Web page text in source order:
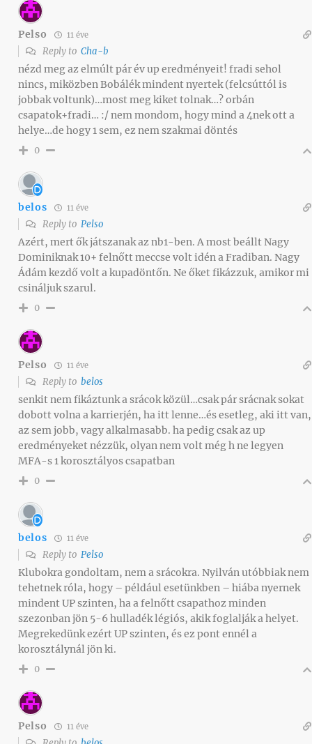
Pelso 11 éve
Reply to Cha-b
nézd meg az elmúlt pár év up eredményeit! fradi sehol
nincs, miközben Bobálék mindent nyertek (felcsúttól is
jobbak voltunk)…most meg kiket tolnak…? orbán
csapatok+fradi… :/ nem mondom, hogy mind a 4nek ott a
helye…de hogy 1 sem, ez nem szakmai döntés
0
belos 11 éve
Reply to Pelso
Azért, mert ők játszanak az nb1-ben. A most beállt Nagy
Dominiknak 10+ felnőtt meccse volt idén a Fradiban. Nagy
Ádám kezdő volt a kupadöntőn. Ne őket fikázzuk, amikor mi
csináljuk szarul.
0
Pelso 11 éve
Reply to belos
senkit nem fikáztunk a srácok közül…csak pár srácnak sokat
dobott volna a karrierjén, ha itt lenne…és esetleg, aki itt van,
az sem jobb, vagy alkalmasabb. ha pedig csak az up
eredményeket nézzük, olyan nem volt még h ne legyen
MFA-s 1 korosztályos csapatban
0
belos 11 éve
Reply to Pelso
Klubokra gondoltam, nem a srácokra. Nyilván utóbbiak nem
tehetnek róla, hogy – például esetünkben – hiába nyernek
mindent UP szinten, ha a felnőtt csapathoz minden
szezonban jön 5-6 hulladék légiós, akik foglalják a helyet.
Megrekedünk ezért UP szinten, és ez pont ennél a
korosztálynál jön ki.
0
Pelso 11 éve